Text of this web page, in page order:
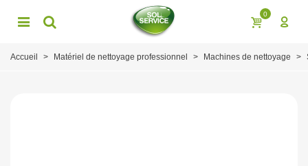
0
Accueil > Matériel de nettoyage professionnel > Machines de nettoyage >